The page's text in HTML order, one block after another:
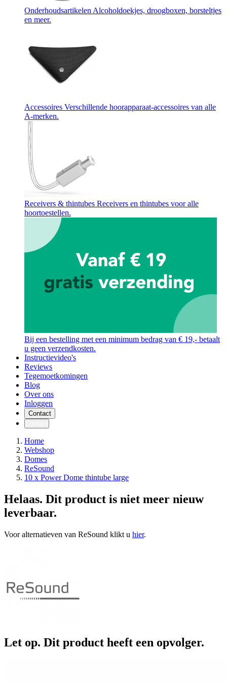
Onderhoudsartikelen Alcoholdoekjes, droogboxen, borsteltjes
en meer.
Accessoires Verschillende hoorapparaat-accessoires van alle
A-merken.
Receivers & thintubes Receivers en thintubes voor alle
hoortoestellen.
Bij een bestelling met een minimum bedrag van € 19,- betaalt
u geen verzendkosten.
Instructievideo's
Reviews
Tegemoetkomingen
Blog
Over ons
Inloggen
Contact
Home
Webshop
Domes
ReSound
10 x Power Dome thintube large
Helaas. Dit product is niet meer nieuw
leverbaar.
Voor alternatieven van ReSound klikt u hier.
Let op. Dit product heeft een opvolger.